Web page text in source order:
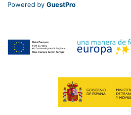
Powered by GuestPro